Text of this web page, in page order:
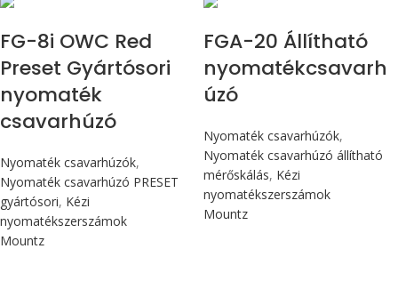
FG-8i OWC Red
Preset Gyártósori
nyomaték
csavarhúzó
Nyomaték csavarhúzók,
Nyomaték csavarhúzó PRESET
gyártósori, Kézi
nyomatékszerszámok
Mountz
FGA-20 Állítható
nyomatékcsavarh
úzó
Nyomaték csavarhúzók,
Nyomaték csavarhúzó állítható
mérőskálás, Kézi
nyomatékszerszámok
Mountz